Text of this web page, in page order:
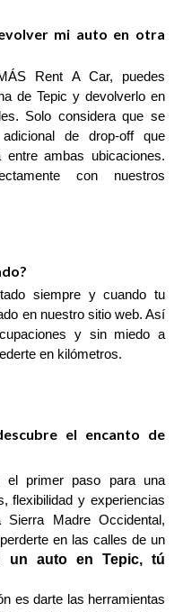
mi auto en otra
Rent A Car, puedes
de Tepic y devolverlo en
Solo considera que se
de drop-off que
ambas ubicaciones.
con nuestros
siempre y cuando tu
en nuestro sitio web. Así
y sin miedo a
en kilómetros.
el encanto de
primer paso para una
flexibilidad y experiencias
Madre Occidental,
en las calles de un
un auto en Tepic, tú
es darte las herramientas